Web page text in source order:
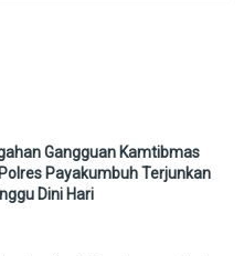
Gangguan Kamtibmas
Payakumbuh Terjunkan
Dini Hari